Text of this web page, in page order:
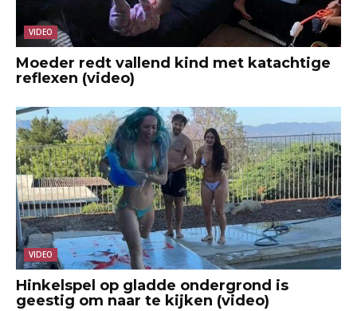
VIDEO
Moeder redt vallend kind met katachtige
reflexen (video)
VIDEO
Hinkelspel op gladde ondergrond is
geestig om naar te kijken (video)